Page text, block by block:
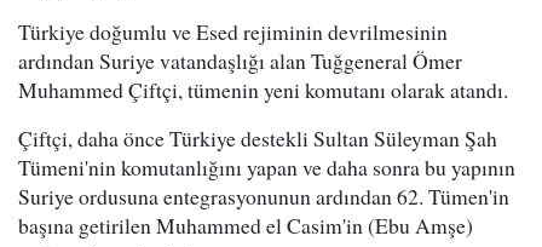
Türkiye doğumlu ve Esed rejiminin devrilmesinin
ardından Suriye vatandaşlığı alan Tuğgeneral Ömer
Muhammed Çiftçi, tümenin yeni komutanı olarak atandı.
Çiftçi, daha önce Türkiye destekli Sultan Süleyman Şah
Tümeni'nin komutanlığını yapan ve daha sonra bu yapının
Suriye ordusuna entegrasyonunun ardından 62. Tümen'in
başına getirilen Muhammed el Casim'in (Ebu Amşe)